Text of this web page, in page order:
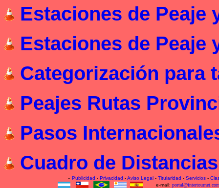
Estaciones de Peaje
Estaciones de Peaje
Categorización para
Peajes Rutas
Pasos
Cuadro de
« Publicidad - Privacidad -Aviso Legal - Titularidad - Servicios -
e-mail: